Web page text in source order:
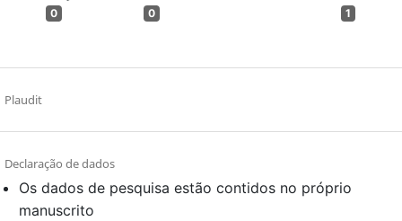
0 0 1
Plaudit
Declaração de dados
Os dados de pesquisa estão contidos no próprio
manuscrito